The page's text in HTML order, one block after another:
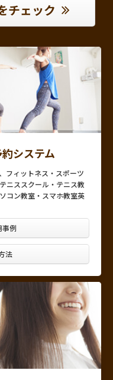
チェック
システム
フィットネス・スポーツ
ニススクール・テニス教
コン教室・スマホ教室英
事例
法